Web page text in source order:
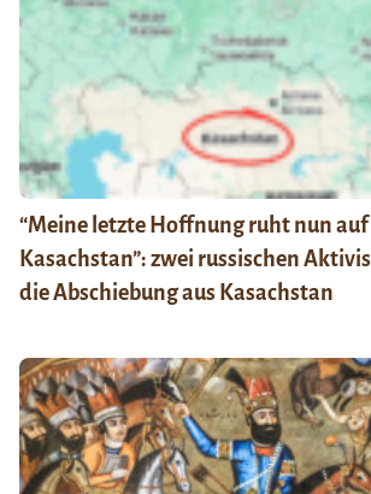
“Meine letzte Hoffnung ruht nun
Kasachstan”: zwei russischen
die Abschiebung aus Kasachstan